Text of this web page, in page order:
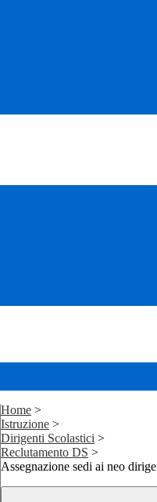
Home >
Istruzione >
Dirigenti Scolastici >
Reclutamento DS >
Assegnazione sedi ai neo